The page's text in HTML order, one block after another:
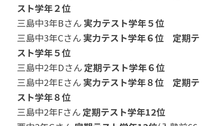
スト学年２位
三島中3年Bさん 実力テスト学年５位
三島中3年Cさん 実力テスト学年６位　定期テ
スト学年５位
三島中2年Dさん 定期テスト学年６位
三島中2年Eさん 実力テスト学年８位　定期テ
スト学年８位
三島中2年Fさん 定期テスト学年12位